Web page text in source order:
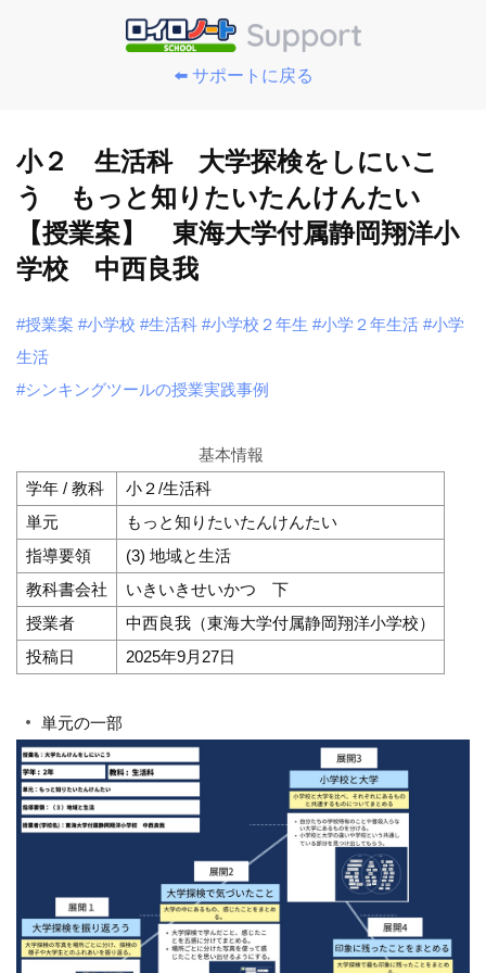
⬅️ サポートに戻る
小２ 生活科 大学探検をしにいこ
う もっと知りたいたんけんたい
【授業案】 東海大学付属静岡翔洋小
学校 中西良我
#授業案 #小学校 #生活科 #小学校２年生 #小学２年生活 #小学
生活
#シンキングツールの授業実践事例
基本情報
学年 / 教科
小２/生活科
単元
もっと知りたいたんけんたい
指導要領
(3) 地域と生活
教科書会社
いきいきせいかつ 下
授業者
中西良我（東海大学付属静岡翔洋小学校）
投稿日
2025年9月27日
単元の一部